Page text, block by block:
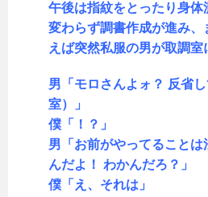
午後は指紋をとったり身体
変わらず調書作成が進み、
えば突然私服の男が取調室
男「モロさんよォ？ 反省
室）」
僕「！？」
男「お前がやってることは
んだよ！ わかんだろ？」
僕「え、それは」